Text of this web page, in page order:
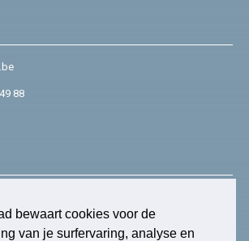
bewaart cookies voor de
van je surfervaring, analyse en
88